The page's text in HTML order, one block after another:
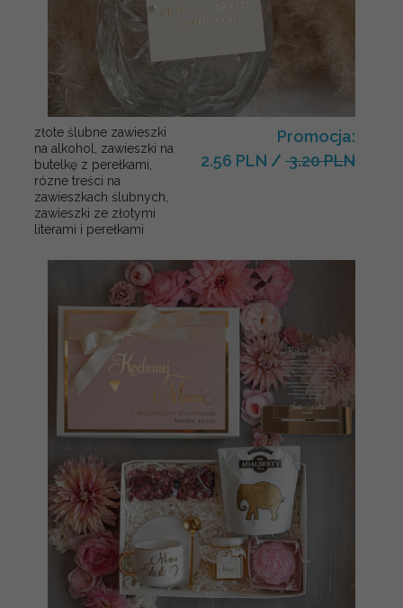
złote ślubne zawieszki
na alkohol, zawieszki na
butelkę z perełkami,
rózne treści na
zawieszkach ślubnych,
zawieszki ze złotymi
literami i perełkami
Promocja:
2.56 PLN / 3.20 PLN